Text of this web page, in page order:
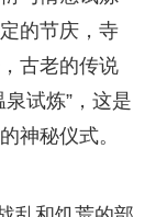
的节庆，寺
古老的传说
试炼”，这是
神秘仪式。